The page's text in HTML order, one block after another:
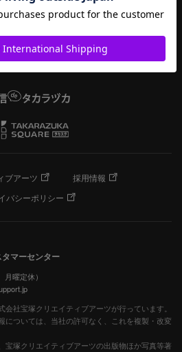
ブアーツ
採用情報
バシーポリシー
マーセンター
曜定休）
社宝塚クリエイティブアーツが行っています。
については、当社の許可なく、これを複製・改変
宝塚クリエイティブアーツの出版物ほか写真等著